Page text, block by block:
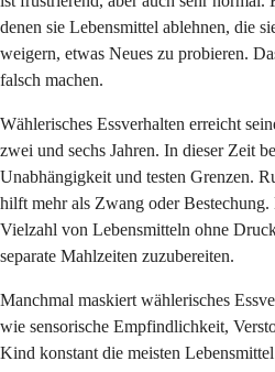
denen sie Lebensmittel ablehnen, die
weigern, etwas Neues zu probieren.
falsch machen.
Wählerisches Essverhalten erreicht
zwei und sechs Jahren. In dieser Zeit
Unabhängigkeit und testen Grenzen.
hilft mehr als Zwang oder
Vielzahl von Lebensmitteln ohne
separate Mahlzeiten zuzubereiten.
Manchmal maskiert wählerisches
wie sensorische Empfindlichkeit,
Kind konstant die meisten